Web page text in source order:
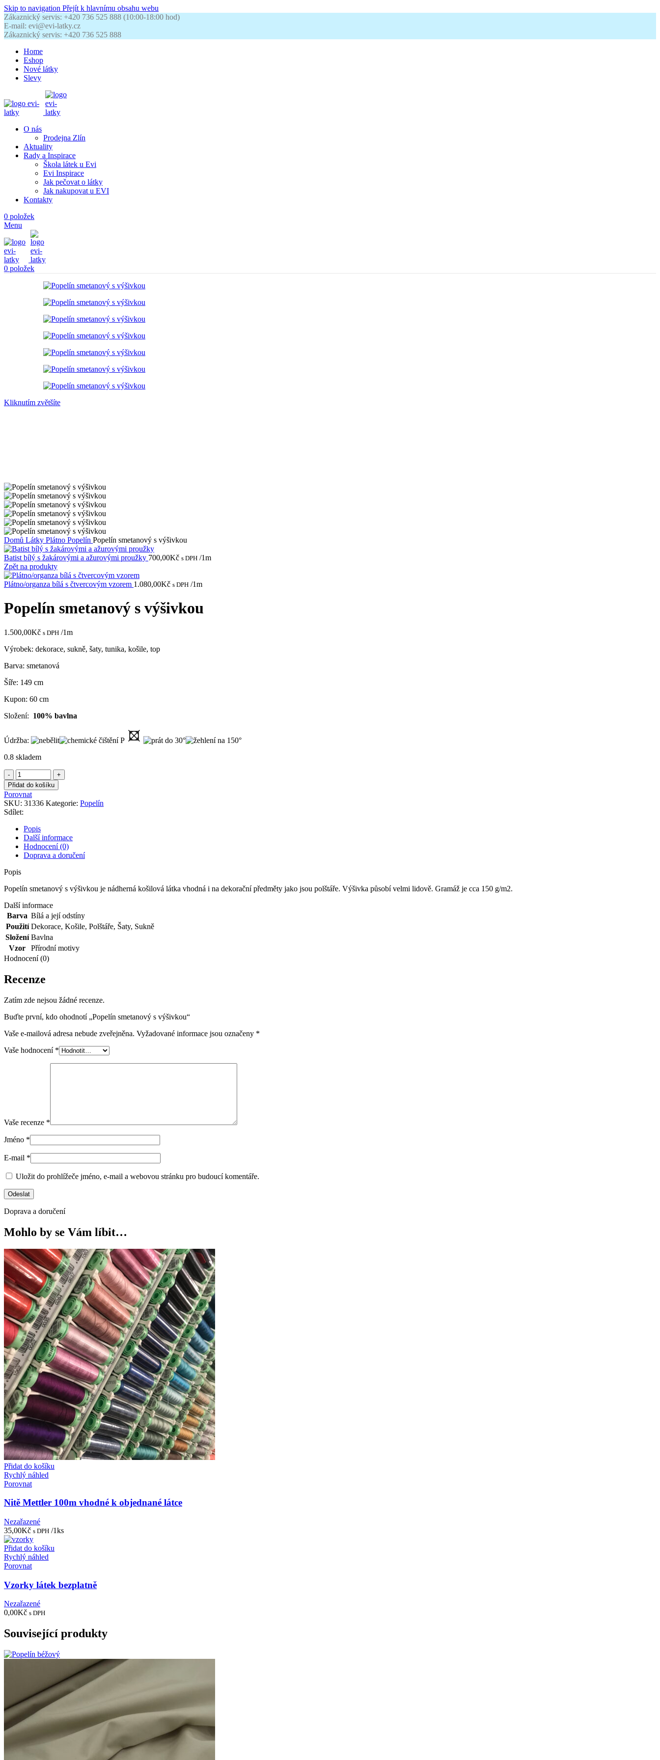
Skip to navigation Přejít k hlavnímu obsahu webu
Zákaznický servis: +420 736 525 888 (10:00-18:00 hod)
E-mail: evi@evi-latky.cz
Zákaznický servis: +420 736 525 888
Home
Eshop
Nové látky
Slevy
O nás
Prodejna Zlín
Aktuality
Rady a Inspirace
Škola látek u Evi
Evi Inspirace
Jak pečovat o látky
Jak nakupovat u EVI
Kontakty
0 položek
Menu
0 položek
Kliknutím zvětšíte
Domů Látky Plátno Popelín Popelín smetanový s výšivkou
Batist bílý s žakárovými a ažurovými proužky 700,00Kč s DPH /1m
Zpět na produkty
Plátno/organza bílá s čtvercovým vzorem 1.080,00Kč s DPH /1m
Popelín smetanový s výšivkou
1.500,00Kč s DPH /1m
Výrobek: dekorace, sukně, šaty, tunika, košile, top
Barva: smetanová
Šíře: 149 cm
Kupon: 60 cm
Složení: 100% bavlna
Údržba:
0.8 skladem
Popelín
smetanový
s
výšivkou
množství
Přidat do košíku
Porovnat
SKU: 31336 Kategorie: Popelín
Sdílet:
Popis
Další informace
Hodnocení (0)
Doprava a doručení
Popis
Popelín smetanový s výšivkou je nádherná košilová látka vhodná i na dekorační předměty jako jsou polštáře. Výšivka působí velmi lidově. Gramáž je cca 150 g/m2.
Další informace
Barva Bílá a její odstíny
Použití Dekorace, Košile, Polštáře, Šaty, Sukně
Složení Bavlna
Vzor
Přírodní motivy
Hodnocení (0)
Recenze
Zatím zde nejsou žádné recenze.
Buďte první, kdo ohodnotí „Popelín smetanový s výšivkou“
Vaše e-mailová adresa nebude zveřejněna. Vyžadované informace jsou označeny *
Vaše hodnocení *
Vaše recenze *
Jméno *
E-mail *
Uložit do prohlížeče jméno, e-mail a webovou stránku pro budoucí komentáře.
Doprava a doručení
Mohlo by se Vám líbit…
Přidat do košíku
Rychlý náhled
Porovnat
Nitě Mettler 100m vhodné k objednané látce
Nezařazené
35,00Kč s DPH /1ks
Přidat do košíku
Rychlý náhled
Porovnat
Vzorky látek bezplatně
Nezařazené
0,00Kč s DPH
Související produkty